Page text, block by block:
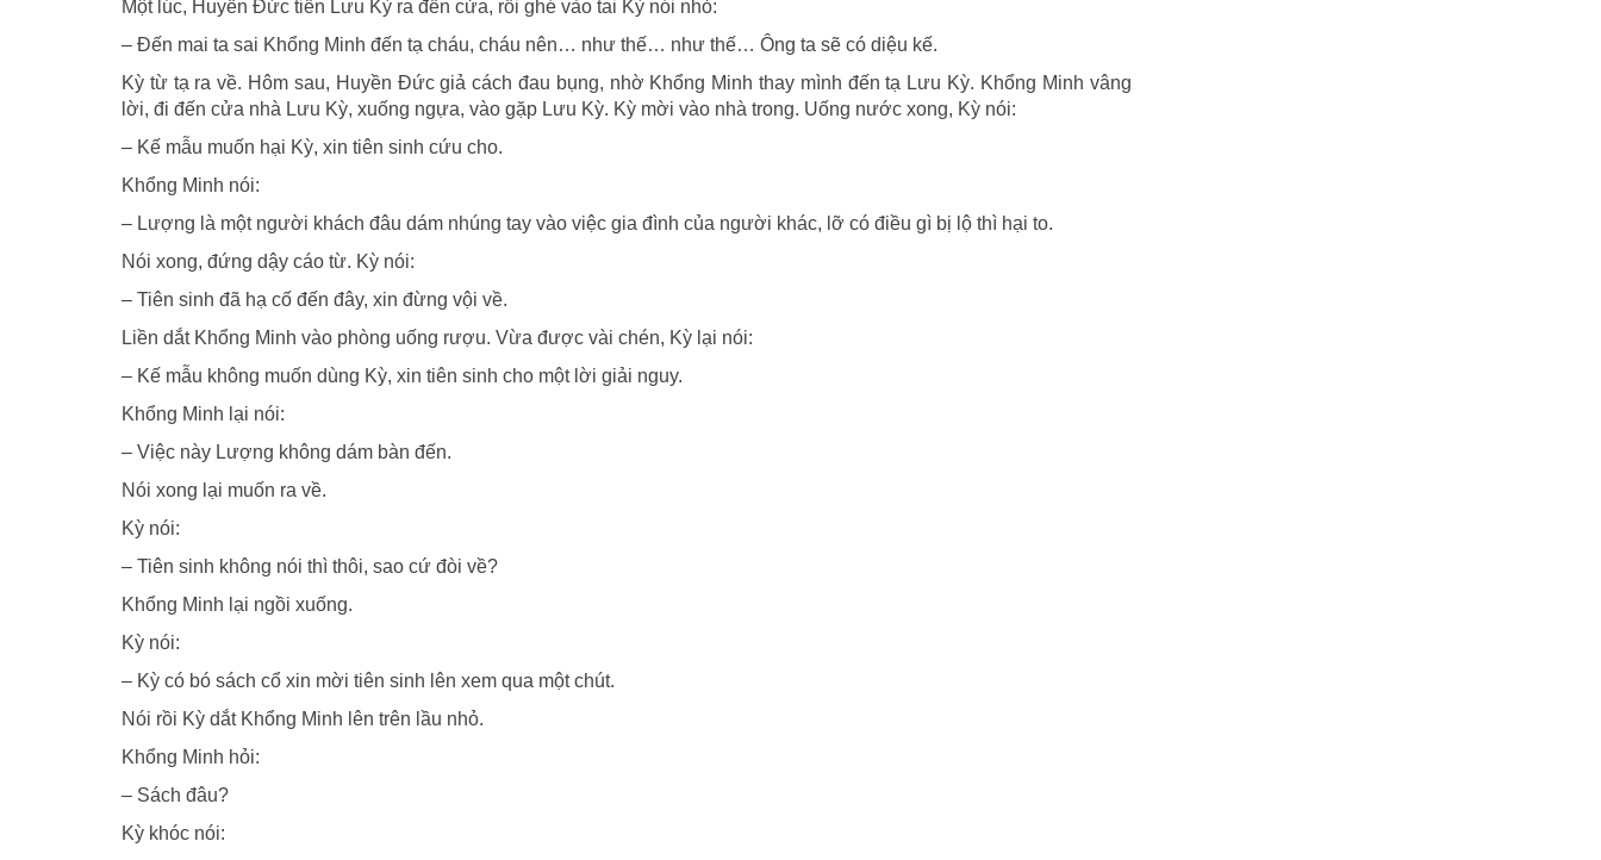
Một lúc, Huyền Đức tiễn Lưu Kỳ ra đến cửa, rồi ghé vào tai Kỳ nói nhỏ:
– Đến mai ta sai Khổng Minh đến tạ cháu, cháu nên… như thế… như thế… Ông ta sẽ có diệu kế.
Kỳ từ tạ ra về. Hôm sau, Huyền Đức giả cách đau bụng, nhờ Khổng Minh thay mình đến tạ Lưu Kỳ. Khổng Minh vâng
lời, đi đến cửa nhà Lưu Kỳ, xuống ngựa, vào gặp Lưu Kỳ. Kỳ mời vào nhà trong. Uống nước xong, Kỳ nói:
– Kế mẫu muốn hại Kỳ, xin tiên sinh cứu cho.
Khổng Minh nói:
– Lượng là một người khách đâu dám nhúng tay vào việc gia đình của người khác, lỡ có điều gì bị lộ thì hại to.
Nói xong, đứng dậy cáo từ. Kỳ nói:
– Tiên sinh đã hạ cố đến đây, xin đừng vội về.
Liền dắt Khổng Minh vào phòng uống rượu. Vừa được vài chén, Kỳ lại nói:
– Kế mẫu không muốn dùng Kỳ, xin tiên sinh cho một lời giải nguy.
Khổng Minh lại nói:
– Việc này Lượng không dám bàn đến.
Nói xong lại muốn ra về.
Kỳ nói:
– Tiên sinh không nói thì thôi, sao cứ đòi về?
Khổng Minh lại ngồi xuống.
Kỳ nói:
– Kỳ có bó sách cổ xin mời tiên sinh lên xem qua một chút.
Nói rồi Kỳ dắt Khổng Minh lên trên lầu nhỏ.
Khổng Minh hỏi:
– Sách đâu?
Kỳ khóc nói: